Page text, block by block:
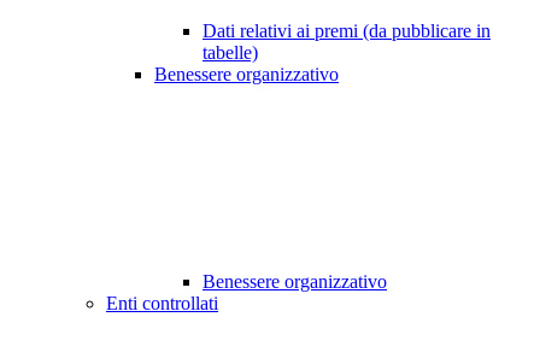
Dati relativi ai premi (da pubblicare in
tabelle)
Benessere organizzativo
Benessere organizzativo
Enti controllati